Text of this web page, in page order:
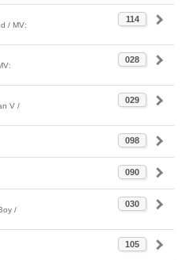
114
/ MV:
028
029
V /
098
090
030
/
105